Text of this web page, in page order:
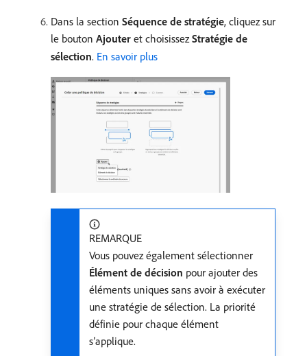
Dans la section Séquence de stratégie, cliquez sur
le bouton Ajouter et choisissez Stratégie de
sélection. En savoir plus
REMARQUE
Vous pouvez également sélectionner
Élément de décision pour ajouter des
éléments uniques sans avoir à exécuter
une stratégie de sélection. La priorité
définie pour chaque élément
s’applique.